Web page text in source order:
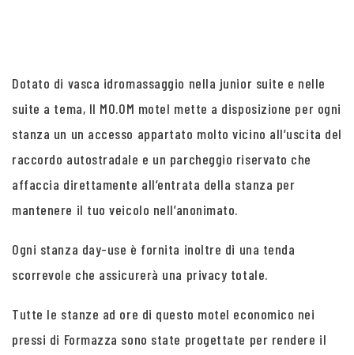
Dotato di vasca idromassaggio nella junior suite e nelle
suite a tema, Il MO.OM motel mette a disposizione per ogni
stanza un un accesso appartato molto vicino all’uscita del
raccordo autostradale e un parcheggio riservato che
affaccia direttamente all’entrata della stanza per
mantenere il tuo veicolo nell’anonimato.
Ogni stanza day-use è fornita inoltre di una tenda
scorrevole che assicurerà una privacy totale.
Tutte le stanze ad ore di questo motel economico nei
pressi di Formazza sono state progettate per rendere il